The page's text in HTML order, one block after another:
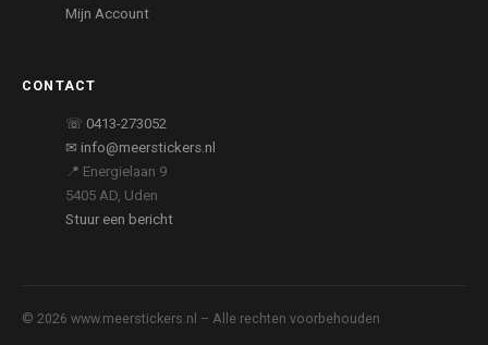
Mijn Account
CONTACT
☏ 0413-273052
✉ info@meerstickers.nl
📍 Energielaan 9
5405 AD, Uden
Stuur een bericht
© 2026 www.meerstickers.nl – Alle rechten voorbehouden